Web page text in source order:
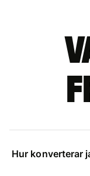
Hur konverterar